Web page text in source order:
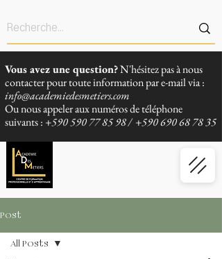
Vous avez une question?N'hésitez pas à nous
contacter pour toute information par e-mail via :
info@academiedesmetiers.com
Ou nous appeler aux numéros de téléphone
suivants : +590 590 77 85 98/+590 690 68 78 35
Post
All Posts